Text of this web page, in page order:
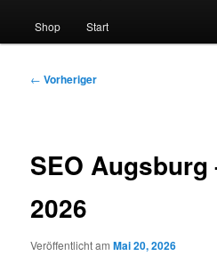
Shop Start
Beitragsnavigation
← Vorheriger
SEO Augsburg
2026
Veröffentlicht amMai 20, 2026